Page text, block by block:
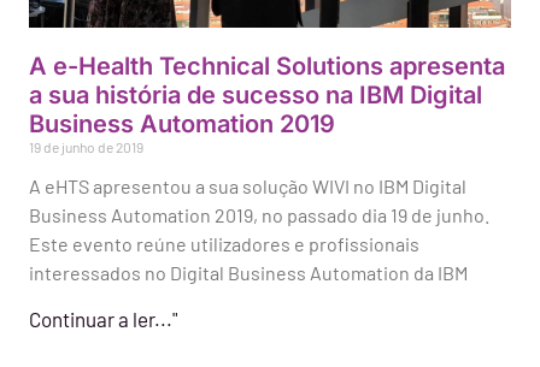
A e-Health Technical Solutions apresenta
a sua história de sucesso na IBM Digital
Business Automation 2019
19 de junho de 2019
A eHTS apresentou a sua solução WIVI no IBM Digital
Business Automation 2019, no passado dia 19 de junho.
Este evento reúne utilizadores e profissionais
interessados no Digital Business Automation da IBM
Continuar a ler..."